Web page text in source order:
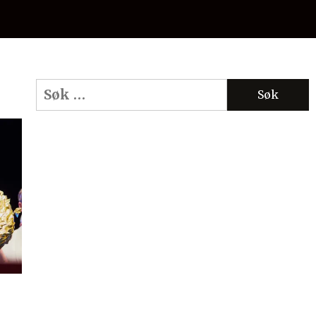
Søk
etter: